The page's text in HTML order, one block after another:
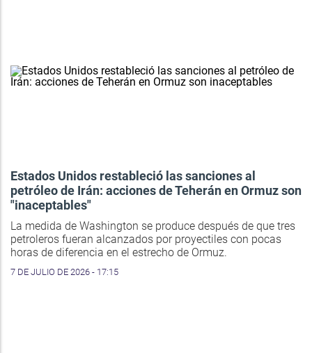
Estados Unidos restableció las sanciones al
petróleo de Irán: acciones de Teherán en Ormuz son
"inaceptables"
La medida de Washington se produce después de que tres
petroleros fueran alcanzados por proyectiles con pocas
horas de diferencia en el estrecho de Ormuz.
7 DE JULIO DE 2026 - 17:15